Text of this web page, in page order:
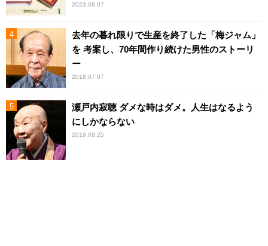
2023.08.07
去年の暮れ限りで生産を終了した「梅ジャム」
を 考案し、70年間作り続けた男性のストーリ
ー
2018.07.07
瀬戸内寂聴 ダメな時はダメ。人生はなるよう
にしかならない
2019.09.25